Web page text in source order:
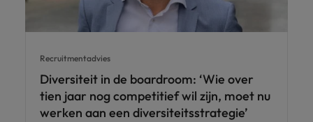
Recruitmentadvies
Diversiteit in de boardroom: ‘Wie over
tien jaar nog competitief wil zijn, moet nu
werken aan een diversiteitsstrategie’